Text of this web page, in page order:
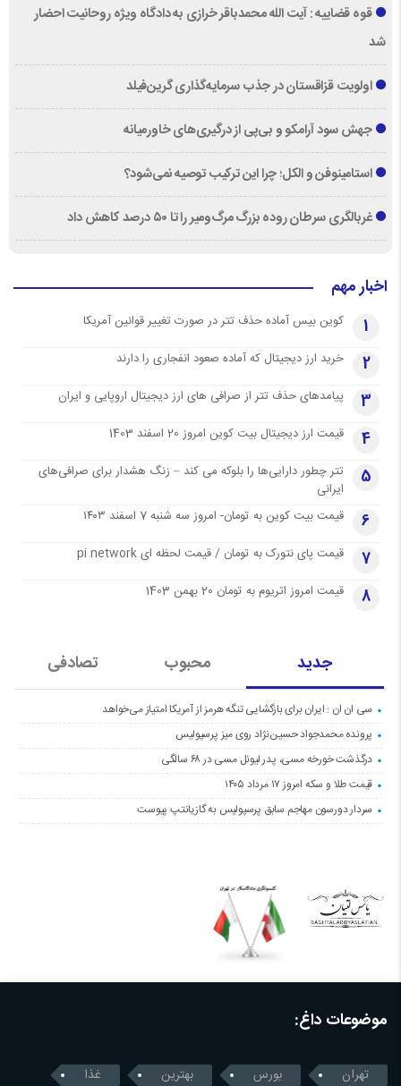
قوه قضاییه : آیت الله محمدباقر خرازی به دادگاه ویژه روحانیت احضار
شد
اولویت قزاقستان در جذب سرمایه‌گذاری گرین‌فیلد
جهش سود آرامکو و بی‌پی از درگیری‌های خاورمیانه
استامینوفن و الکل؛ چرا این ترکیب توصیه نمی‌شود؟
غربالگری سرطان روده بزرگ مرگ‌ومیر را تا ۵۰ درصد کاهش داد
اخبار مهم
1 کوین بیس آماده حذف تتر در صورت تغییر قوانین آمریکا
2 خرید ارز دیجیتال که آماده صعود انفجاری را دارند
3 پیامدهای حذف تتر از صرافی های ارز دیجیتال اروپایی و ایران
4 قیمت ارز دیجیتال بیت کوین امروز 20 اسفند 1403
5
تتر چطور دارایی‌ها را بلوکه می کند – زنگ هشدار برای صرافی‌های
ایرانی
6 قیمت بیت کوین به تومان- امروز سه شنبه 7 اسفند ۱۴۰۳
7 قیمت پای نتورک به تومان / قیمت لحظه ای pi network
8 قیمت امروز اتریوم به تومان 20 بهمن 1403
جدید محبوب تصادفی
سی ان ان : ایران برای بازگشایی تنگه هرمز از آمریکا امتیاز می‌خواهد
پرونده محمدجواد حسین‌نژاد روی میز پرسپولیس
درگذشت خورخه مسی، پدر لیونل مسی در ۶۸ سالگی
قیمت طلا و سکه امروز ۱۷ مرداد ۱۴۰۵
سردار دورسون مهاجم سابق پرسپولیس به گازیانتپ پیوست
موضوعات داغ:
تهران بورس بهترین غذا